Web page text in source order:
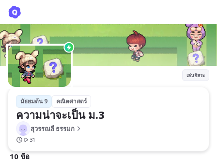
เล่นอิสระ
มัธยมต้น 9 คณิตศาสตร์
ความน่าจะเป็น ม.3
สุวรรณลี ธรรมก
31
10 ข้อ